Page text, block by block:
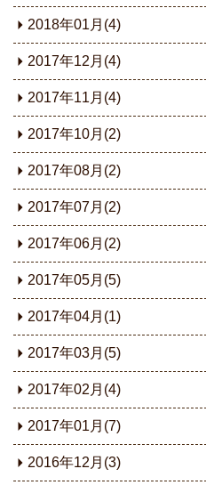
2018年01月(4)
2017年12月(4)
2017年11月(4)
2017年10月(2)
2017年08月(2)
2017年07月(2)
2017年06月(2)
2017年05月(5)
2017年04月(1)
2017年03月(5)
2017年02月(4)
2017年01月(7)
2016年12月(3)